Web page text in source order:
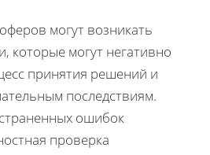
могут возникать
которые могут негативно
принятия решений и
последствиям.
ошибок
проверка